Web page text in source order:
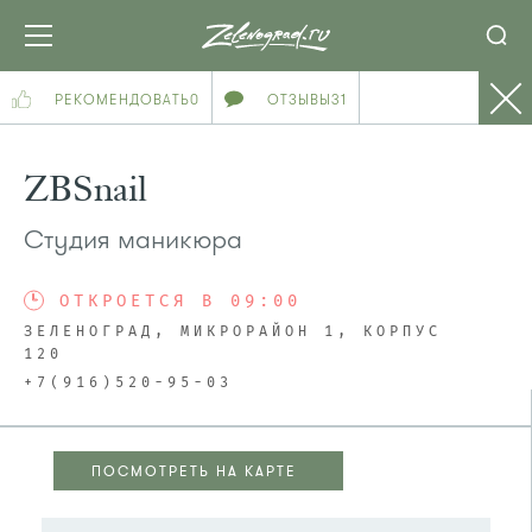
РЕКОМЕНДОВАТЬ0 ОТЗЫВЫ31
ZBSnail
Студия маникюра
ОТКРОЕТСЯ В 09:00
ЗЕЛЕНОГРАД, МИКРОРАЙОН 1, КОРПУС
120
+7(916)520-95-03
ПОСМОТРЕТЬ НА КАРТЕ